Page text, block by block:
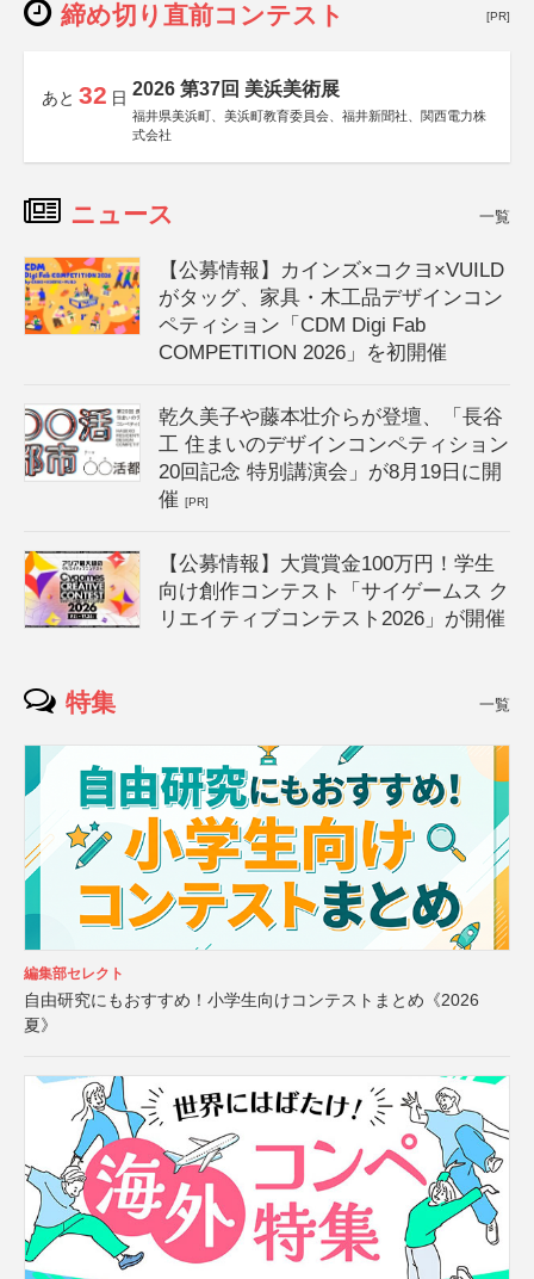
締め切り直前コンテスト [PR]
あと 32 日 2026 第37回 美浜美術展
福井県美浜町、美浜町教育委員会、福井新聞社、関西電力株
式会社
ニュース 一覧
【公募情報】カインズ×コクヨ×VUILD
がタッグ、家具・木工品デザインコン
ペティション「CDM Digi Fab
COMPETITION 2026」を初開催
乾久美子や藤本壮介らが登壇、「長谷
工 住まいのデザインコンペティション
20回記念 特別講演会」が8月19日に開
催[PR]
【公募情報】大賞賞金100万円！学生
向け創作コンテスト「サイゲームス ク
リエイティブコンテスト2026」が開催
特集 一覧
編集部セレクト
自由研究にもおすすめ！小学生向けコンテストまとめ《2026
夏》